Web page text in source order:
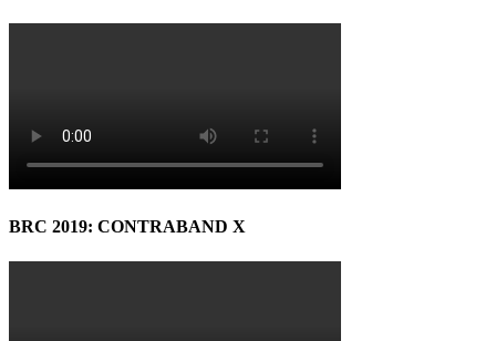
BRC 2019: CONTRABAND X